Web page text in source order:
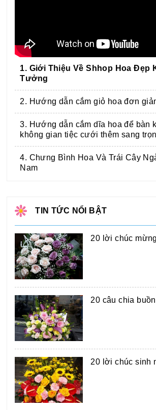
1. Giới Thiệu Về Shhop Hoa Đẹp
Tưởng
2. Hướng dẫn cắm giỏ hoa đơn
3. Hướng dẫn cắm dĩa hoa để bàn
không gian tiệc cưới thêm sang
4. Chưng Bình Hoa Và Trái Cây
Nam
TIN TỨC NỔI BẬT
20 lời chúc
20 câu chia buồn
20 lời chúc sinh